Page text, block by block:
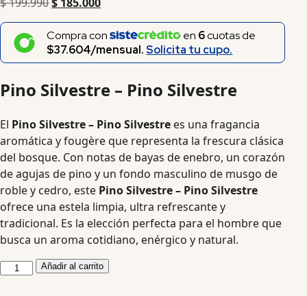
Compra con en 6cuotas de
$37.604/mensual.Solicita tu cupo.
Pino Silvestre – Pino Silvestre
El Pino Silvestre – Pino Silvestre es una fragancia
aromática y fougère que representa la frescura clásica
del bosque. Con notas de bayas de enebro, un corazón
de agujas de pino y un fondo masculino de musgo de
roble y cedro, este Pino Silvestre – Pino Silvestre
ofrece una estela limpia, ultra refrescante y
tradicional. Es la elección perfecta para el hombre que
busca un aroma cotidiano, enérgico y natural.
Añadir al carrito